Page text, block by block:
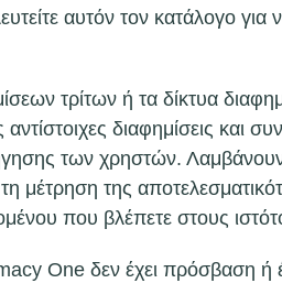
αυτόν τον κατάλογο για
τρίτων ή τα δίκτυα
αντίστοιχες διαφημίσεις
των χρηστών. Λαμβάνουν
μέτρηση της
που βλέπετε στους
One δεν έχει πρόσβαση ή